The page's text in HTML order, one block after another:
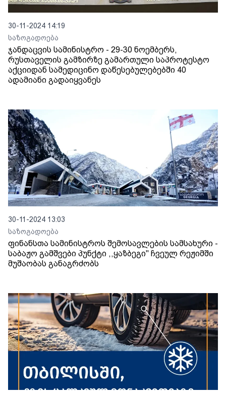
30-11-2024 14:19
საზოგადოება
ჯანდაცვის სამინისტრო - 29-30 ნოემბერს,
რუსთაველის გამზირზე გამართული საპროტესტო
აქციიდან სამედიცინო დაწესებულებებში 40
ადამიანი გადაიყვანეს
30-11-2024 13:03
საზოგადოება
ფინანსთა სამინისტროს შემოსავლების სამსახური -
საბაჟო გამშვები პუნქტი ,,ყაზბეგი" ჩვეულ რეჟიმში
მუშაობას განაგრძობს